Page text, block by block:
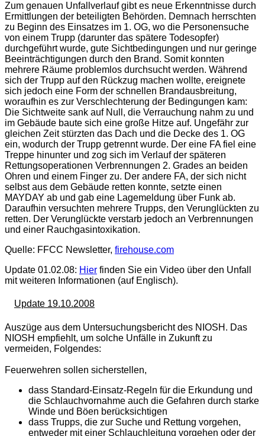
Zum genauen Unfallverlauf gibt es neue Erkenntnisse durch
Ermittlungen der beteiligten Behörden. Demnach herrschten
zu Beginn des Einsatzes im 1. OG, wo die Personensuche
von einem Trupp (darunter das spätere Todesopfer)
durchgeführt wurde, gute Sichtbedingungen und nur geringe
Beeinträchtigungen durch den Brand. Somit konnten
mehrere Räume problemlos durchsucht werden. Während
sich der Trupp auf den Rückzug machen wollte, ereignete
sich jedoch eine Form der schnellen Brandausbreitung,
woraufhin es zur Verschlechterung der Bedingungen kam:
Die Sichtweite sank auf Null, die Verrauchung nahm zu und
im Gebäude baute sich eine große Hitze auf. Ungefähr zur
gleichen Zeit stürzten das Dach und die Decke des 1. OG
ein, wodurch der Trupp getrennt wurde. Der eine FA fiel eine
Treppe hinunter und zog sich im Verlauf der späteren
Rettungsoperationen Verbrennungen 2. Grades an beiden
Ohren und einem Finger zu. Der andere FA, der sich nicht
selbst aus dem Gebäude retten konnte, setzte einen
MAYDAY ab und gab eine Lagemeldung über Funk ab.
Daraufhin versuchten mehrere Trupps, den Verunglückten zu
retten. Der Verunglückte verstarb jedoch an Verbrennungen
und einer Rauchgasintoxikation.
Quelle: FFCC Newsletter, firehouse.com
Update 01.02.08: Hier finden Sie ein Video über den Unfall
mit weiteren Informationen (auf Englisch).
Update 19.10.2008
Auszüge aus dem Untersuchungsbericht des NIOSH. Das
NIOSH empfiehlt, um solche Unfälle in Zukunft zu
vermeiden, Folgendes:
Feuerwehren sollen sicherstellen,
dass Standard-Einsatz-Regeln für die Erkundung und
die Schlauchvornahme auch die Gefahren durch starke
Winde und Böen berücksichtigen
dass Trupps, die zur Suche und Rettung vorgehen,
entweder mit einer Schlauchleitung vorgehen oder der